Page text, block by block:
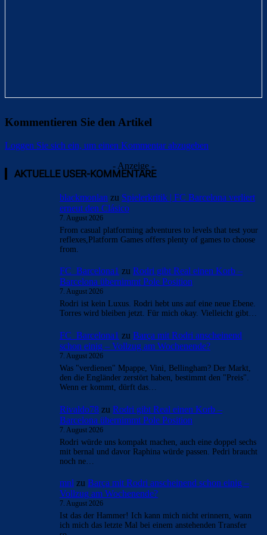
Kommentieren Sie den Artikel
Loggen Sie sich ein, um einen Kommentar abzugeben
- Anzeige -
AKTUELLE USER-KOMMENTARE
blackmonlan zu Spielerkritik | FC Barcelona verliert
erneut den Clásico
7. August 2026
From casual platforming adventures to levels that test your
reflexes,Platform Games offers plenty of games to choose
from.
FC_Barcelona1 zu Rodri gibt Real einen Korb –
Barcelona übernimmt Pole Position
7. August 2026
Rodri ist kein Luxus. Rodri hebt uns auf eine neue Ebene.
Torres wird bleiben jetzt. Für mich okay. Vielleicht gibt…
FC_Barcelona1 zu Barça mit Rodri anscheinend
schon einig – Vollzug am Wochenende?
7. August 2026
Was "verdienen" Mpappe, Vini, Bellingham? Der Markt,
den die Engländer zerstört haben, bestimmt den "Preis".
Wenn er kommt, dürft das…
Rivaldo78 zu Rodri gibt Real einen Korb –
Barcelona übernimmt Pole Position
7. August 2026
Rodri würde uns kompakt machen, auch eine doppel sechs
mit bernal und davor Raphina würde passen. Pedri braucht
noch ne…
mnl zu Barça mit Rodri anscheinend schon einig –
Vollzug am Wochenende?
7. August 2026
Ist das der Hammer! Ich kann mich nicht erinnern, wann
ich mich das letzte Mal bei einem anstehenden Transfer